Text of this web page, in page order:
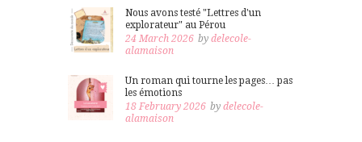
Nous avons testé "Lettres d'un
explorateur" au Pérou
24 March 2026 bydelecole-
alamaison
Un roman qui tourne les pages… pas
les émotions
18 February 2026 bydelecole-
alamaison